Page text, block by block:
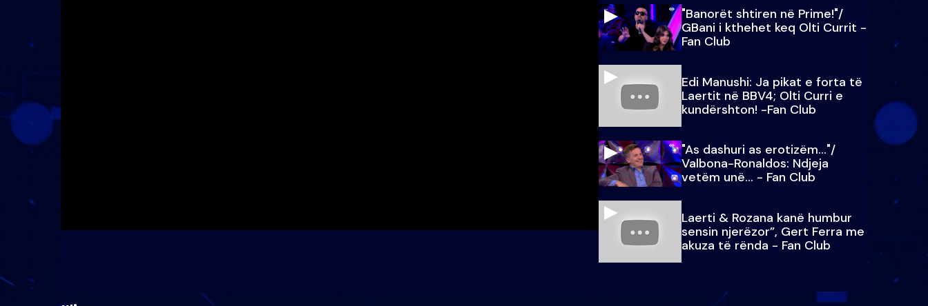
"Banorët shtiren në Prime!"/
GBani i kthehet keq Olti Currit -
Fan Club
Edi Manushi: Ja pikat e forta të
Laertit në BBV4; Olti Curri e
kundërshton! -Fan Club
"As dashuri as erotizëm..."/
Valbona-Ronaldos: Ndjeja
vetëm unë... - Fan Club
Laerti & Rozana kanë humbur
sensin njerëzor”, Gert Ferra me
akuza të rënda - Fan Club